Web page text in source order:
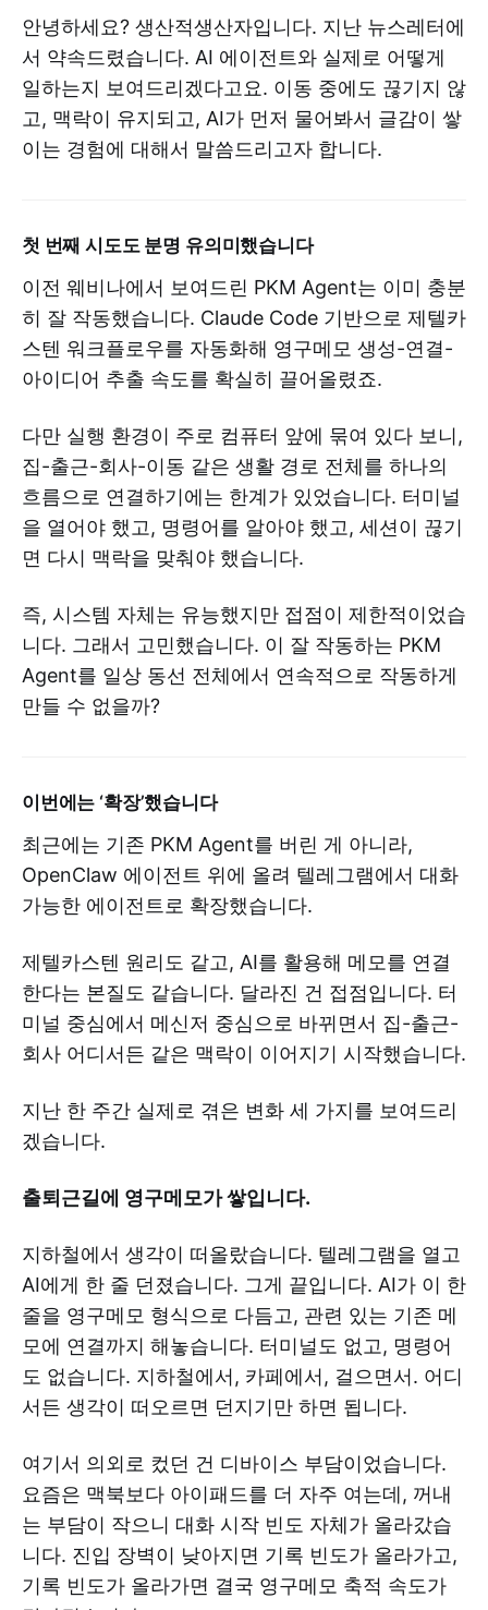
안녕하세요? 생산적생산자입니다. 지난 뉴스레터에
서 약속드렸습니다. AI 에이전트와 실제로 어떻게
일하는지 보여드리겠다고요. 이동 중에도 끊기지 않
고, 맥락이 유지되고, AI가 먼저 물어봐서 글감이 쌓
이는 경험에 대해서 말씀드리고자 합니다.
첫 번째 시도도 분명 유의미했습니다
이전 웨비나에서 보여드린 PKM Agent는 이미 충분
히 잘 작동했습니다. Claude Code 기반으로 제텔카
스텐 워크플로우를 자동화해 영구메모 생성-연결-
아이디어 추출 속도를 확실히 끌어올렸죠.
다만 실행 환경이 주로 컴퓨터 앞에 묶여 있다 보니,
집-출근-회사-이동 같은 생활 경로 전체를 하나의
흐름으로 연결하기에는 한계가 있었습니다. 터미널
을 열어야 했고, 명령어를 알아야 했고, 세션이 끊기
면 다시 맥락을 맞춰야 했습니다.
즉, 시스템 자체는 유능했지만 접점이 제한적이었습
니다. 그래서 고민했습니다. 이 잘 작동하는 PKM
Agent를 일상 동선 전체에서 연속적으로 작동하게
만들 수 없을까?
이번에는 ‘확장’했습니다
최근에는 기존 PKM Agent를 버린 게 아니라,
OpenClaw 에이전트 위에 올려 텔레그램에서 대화
가능한 에이전트로 확장했습니다.
제텔카스텐 원리도 같고, AI를 활용해 메모를 연결
한다는 본질도 같습니다. 달라진 건 접점입니다. 터
미널 중심에서 메신저 중심으로 바뀌면서 집-출근-
회사 어디서든 같은 맥락이 이어지기 시작했습니다.
지난 한 주간 실제로 겪은 변화 세 가지를 보여드리
겠습니다.
출퇴근길에 영구메모가 쌓입니다.
지하철에서 생각이 떠올랐습니다. 텔레그램을 열고
AI에게 한 줄 던졌습니다. 그게 끝입니다. AI가 이 한
줄을 영구메모 형식으로 다듬고, 관련 있는 기존 메
모에 연결까지 해놓습니다. 터미널도 없고, 명령어
도 없습니다. 지하철에서, 카페에서, 걸으면서. 어디
서든 생각이 떠오르면 던지기만 하면 됩니다.
여기서 의외로 컸던 건 디바이스 부담이었습니다.
요즘은 맥북보다 아이패드를 더 자주 여는데, 꺼내
는 부담이 작으니 대화 시작 빈도 자체가 올라갔습
니다. 진입 장벽이 낮아지면 기록 빈도가 올라가고,
기록 빈도가 올라가면 결국 영구메모 축적 속도가